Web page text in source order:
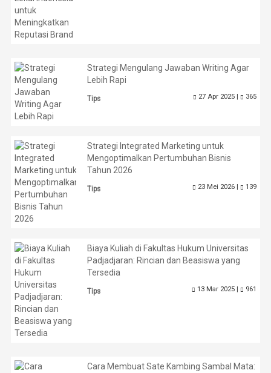
Strategi Mengulang Jawaban Writing Agar
Lebih Rapi
Tips 27 Apr 2025 | 365
Strategi Integrated Marketing untuk
Mengoptimalkan Pertumbuhan Bisnis
Tahun 2026
Tips 23 Mei 2026 | 139
Biaya Kuliah di Fakultas Hukum Universitas
Padjadjaran: Rincian dan Beasiswa yang
Tersedia
Tips 13 Mar 2025 | 961
Cara Membuat Sate Kambing Sambal Mata: